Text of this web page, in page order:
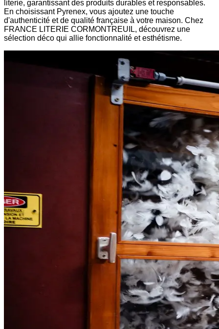
literie, garantissant des produits durables et responsables.
En choisissant Pyrenex, vous ajoutez une touche
d'authenticité et de qualité française à votre maison. Chez
FRANCE LITERIE CORMONTREUIL, découvrez une
sélection déco qui allie fonctionnalité et esthétisme.